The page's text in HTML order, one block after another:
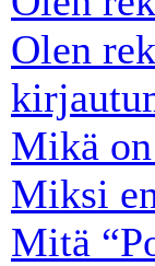
Olen
Mikä
Miksi
Mitä